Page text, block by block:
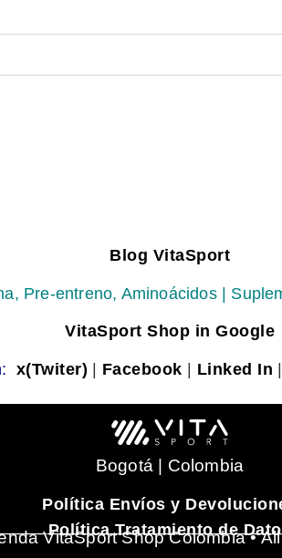
Blog VitaSport
Pre-entreno, Aminoácidos |
VitaSport Shop in Google
x(Twiter) | Facebook | Linked In |
Bogotá | Colombia
Política Envíos y
Política Tratamiento de
VitaSport Shop Colombia •